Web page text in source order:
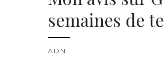
semaines de
ADN